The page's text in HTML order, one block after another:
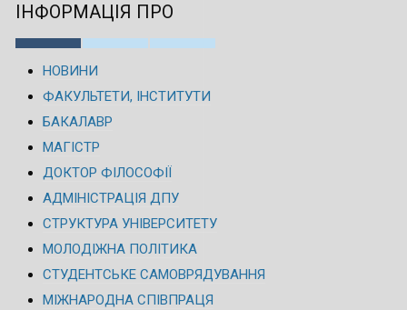
ІНФОРМАЦІЯ ПРО
НОВИНИ
ФАКУЛЬТЕТИ, ІНСТИТУТИ
БАКАЛАВР
МАГІСТР
ДОКТОР ФІЛОСОФІЇ
АДМІНІСТРАЦІЯ ДПУ
СТРУКТУРА УНІВЕРСИТЕТУ
МОЛОДІЖНА ПОЛІТИКА
СТУДЕНТСЬКЕ САМОВРЯДУВАННЯ
МІЖНАРОДНА СПІВПРАЦЯ